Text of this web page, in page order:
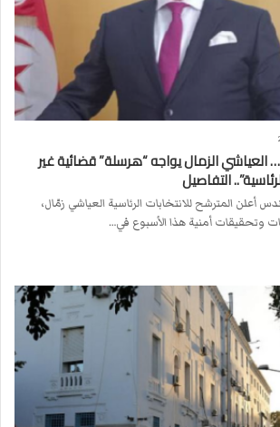
الزمال يواجه “هرسلة” قضائية غير
التفاصيل
أعلن المترشح للانتخابات الرئاسية العياشي زمّال،
أمنية هذا الأسبوع في…